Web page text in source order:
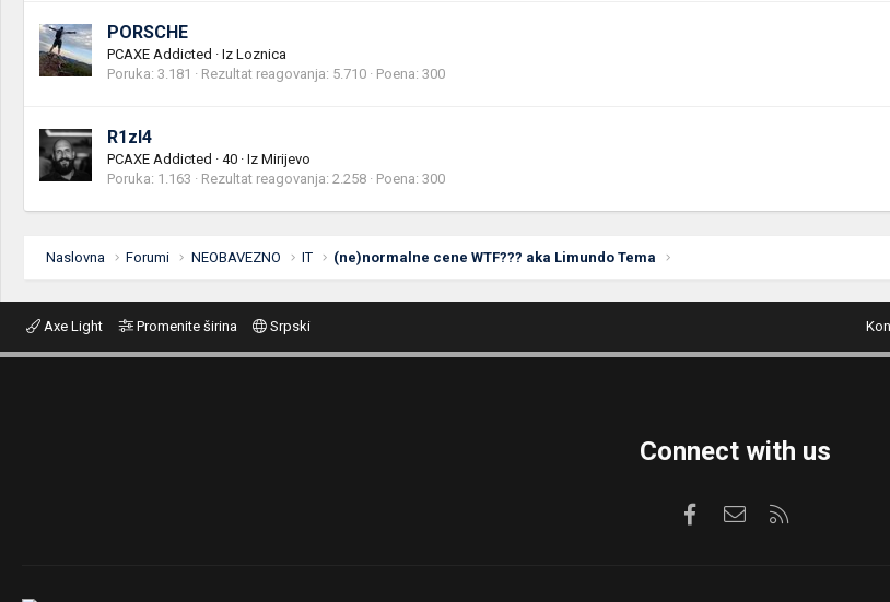
PORSCHE
PCAXE Addicted · Iz Loznica
Poruka 3.181 Rezultat reagovanja 5.710 Poena 300
R1zl4
PCAXE Addicted · 40 · Iz Mirijevo
Poruka 1.163 Rezultat reagovanja 2.258 Poena 300
Naslovna Forumi NEOBAVEZNO IT (ne)normalne cene WTF??? aka Limundo Tema
Axe Light Promenite širina Srpski
Connect with us
FacebookKontaktirajte nas